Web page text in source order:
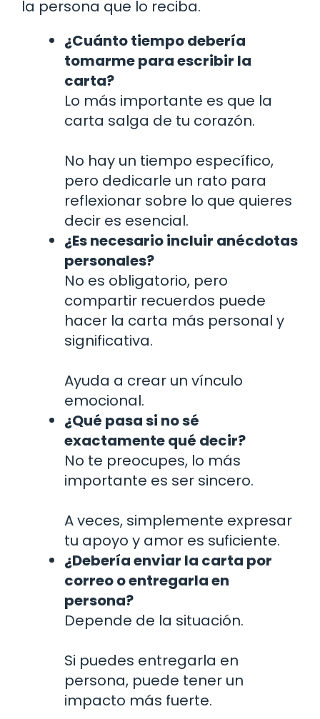
la persona que lo reciba.
¿Cuánto tiempo debería
tomarme para escribir la
carta?
Lo más importante es que la
carta salga de tu corazón.
No hay un tiempo específico,
pero dedicarle un rato para
reflexionar sobre lo que quieres
decir es esencial.
¿Es necesario incluir anécdotas
personales?
No es obligatorio, pero
compartir recuerdos puede
hacer la carta más personal y
significativa.
Ayuda a crear un vínculo
emocional.
¿Qué pasa si no sé
exactamente qué decir?
No te preocupes, lo más
importante es ser sincero.
A veces, simplemente expresar
tu apoyo y amor es suficiente.
¿Debería enviar la carta por
correo o entregarla en
persona?
Depende de la situación.
Si puedes entregarla en
persona, puede tener un
impacto más fuerte.